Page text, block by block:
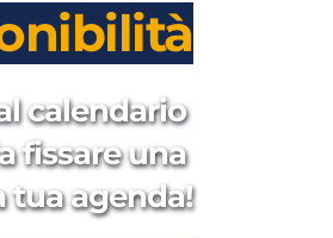
calendario
fissare una
tua agenda!